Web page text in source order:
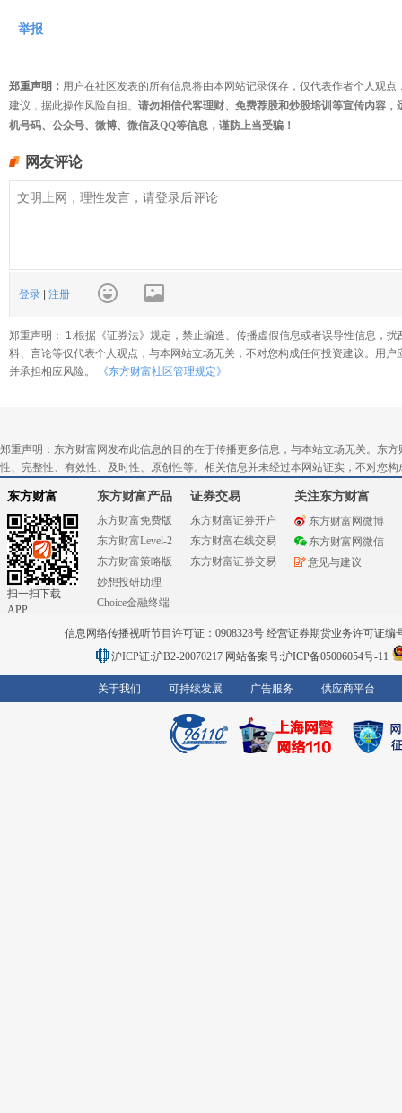
举报
郑重声明： 用户在社区发表的所有信息将由本网站记录保存，仅代表作者个人观
建议，据此操作风险自担。 请勿相信代客理财、免费荐股和炒股培训等宣传内容
机号码、公众号、微博、微信及QQ等信息，谨防上当受骗！
网友评论
登录 | 注册
郑重声明： 1.根据《证券法》规定，禁止编造、传播虚假信息或者误导性信息，
料、言论等仅代表个人观点，与本网站立场无关，不对您构成任何投资建议。用
并承担相应风险。
《东方财富社区管理规定》
郑重声明：东方财富网发布此信息的目的在于传播更多信息，与本站立场无关。东
性、完整性、有效性、及时性、原创性等。相关信息并未经过本网站证实，不对您
东方财富
扫一扫下载
APP
东方财富产品
东方财富免费版
东方财富Level-2
东方财富策略版
妙想投研助理
Choice金融终端
证券交易
东方财富证券开户
东方财富在线交易
东方财富证券交易
关注东方财富
东方财富网微博
东方财富网微信
意见与建议
信息网络传播视听节目许可证：0908328号 经营证券期货业务许可证编
沪ICP证:沪B2-20070217 网站备案号:沪ICP备05006054号-11
关于我们 可持续发展 广告服务 供应商平台